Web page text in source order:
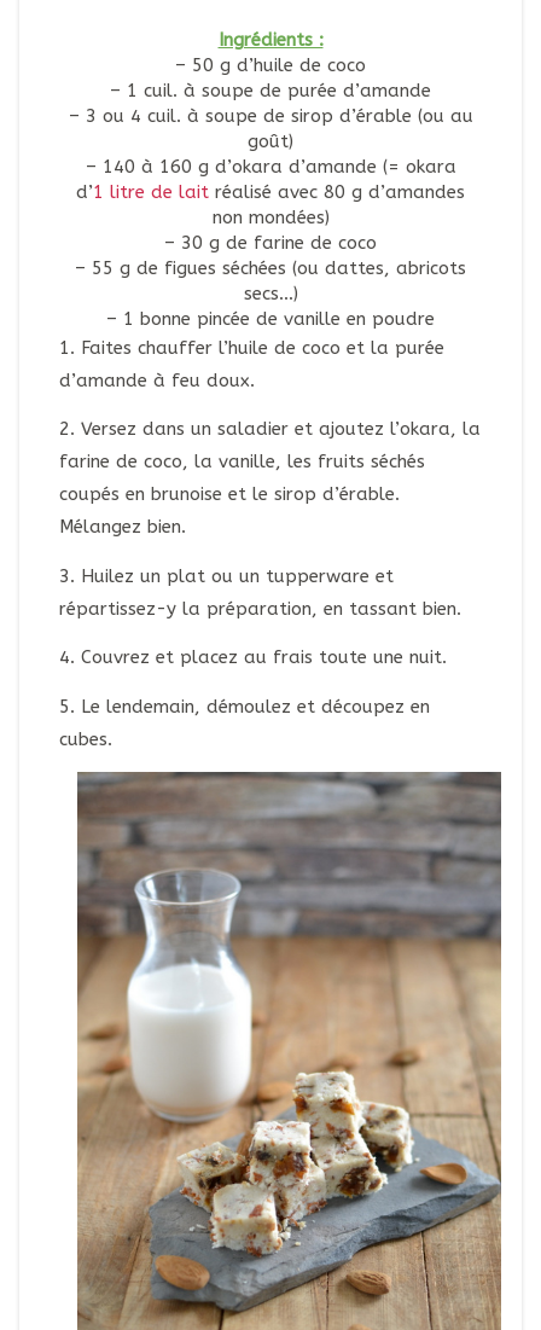
Ingrédients :
– 50 g d’huile de coco
– 1 cuil. à soupe de purée d’amande
– 3 ou 4 cuil. à soupe de sirop d’érable (ou au
goût)
– 140 à 160 g d’okara d’amande (= okara
d’1 litre de lait réalisé avec 80 g d’amandes
non mondées)
– 30 g de farine de coco
– 55 g de figues séchées (ou dattes, abricots
secs…)
– 1 bonne pincée de vanille en poudre
1. Faites chauffer l’huile de coco et la purée
d’amande à feu doux.
2. Versez dans un saladier et ajoutez l’okara, la
farine de coco, la vanille, les fruits séchés
coupés en brunoise et le sirop d’érable.
Mélangez bien.
3. Huilez un plat ou un tupperware et
répartissez-y la préparation, en tassant bien.
4. Couvrez et placez au frais toute une nuit.
5. Le lendemain, démoulez et découpez en
cubes.